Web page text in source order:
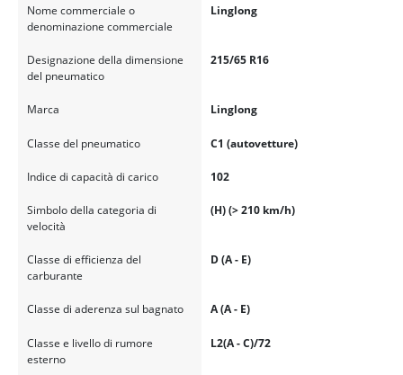
Nome commerciale o
denominazione commerciale
Linglong
Designazione della dimensione
del pneumatico
215/65 R16
Marca Linglong
Classe del pneumatico C1 (autovetture)
Indice di capacità di carico 102
Simbolo della categoria di
velocità
(H) (> 210 km/h)
Classe di efficienza del
carburante
D (A - E)
Classe di aderenza sul bagnato A (A - E)
Classe e livello di rumore
esterno
L2(A - C)/72